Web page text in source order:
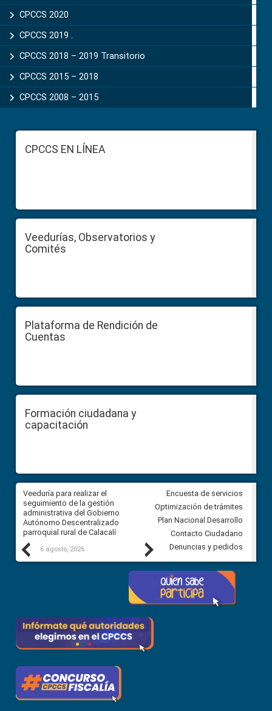
CPCCS 2020
CPCCS 2019 .
CPCCS 2018 – 2019 Transitorio
CPCCS 2015 – 2018
CPCCS 2008 – 2015
FooterCPCCS EN LÍNEA
Veedurías, Observatorios y
Comités
Plataforma de Rendición de
Cuentas
Formación ciudadana y
capacitación
Previous
Veeduría para realizar el
seguimiento de la gestión
administrativa del Gobierno
Autónomo Descentralizado
parroquial rural de Calacalí
6 agosto, 2026
Veeduría para vigilar los
derivados de la Audiencia
comunidad Urbina, parroquia
Carolina
5 agosto, 2026
Next
Encuesta de servicios
Optimización de trámites
Plan Nacional Desarrollo
Contacto Ciudadano
Denuncias y pedidos